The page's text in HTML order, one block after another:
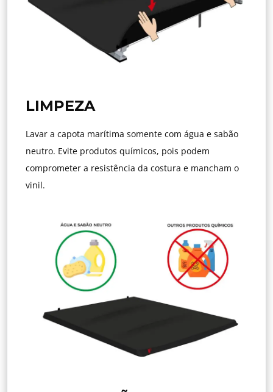
LIMPEZA
Lavar a capota marítima somente com água e sabão
neutro. Evite produtos químicos, pois podem
comprometer a resistência da costura e mancham o
vinil.